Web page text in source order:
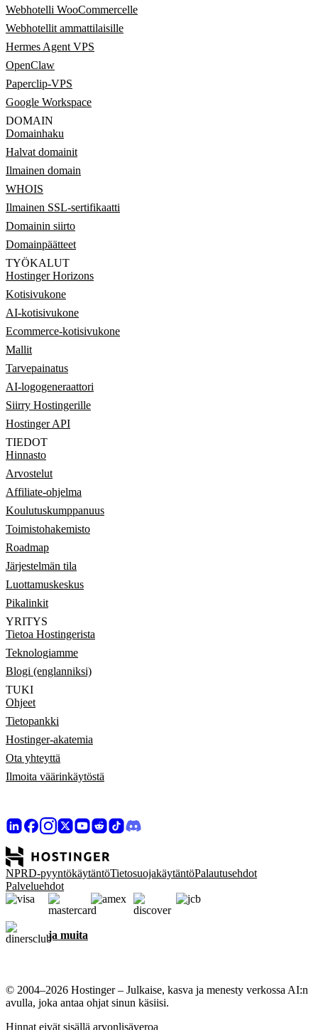
Webhotelli WooCommercelle
Webhotellit ammattilaisille
Hermes Agent VPS
OpenClaw
Paperclip-VPS
Google Workspace
DOMAIN
Domainhaku
Halvat domainit
Ilmainen domain
WHOIS
Ilmainen SSL-sertifikaatti
Domainin siirto
Domainpäätteet
TYÖKALUT
Hostinger Horizons
Kotisivukone
AI-kotisivukone
Ecommerce-kotisivukone
Mallit
Tarvepainatus
AI-logogeneraattori
Siirry Hostingerille
Hostinger API
TIEDOT
Hinnasto
Arvostelut
Affiliate-ohjelma
Koulutuskumppanuus
Toimistohakemisto
Roadmap
Järjestelmän tila
Luottamuskeskus
Pikalinkit
YRITYS
Tietoa Hostingerista
Teknologiamme
Blogi (englanniksi)
TUKI
Ohjeet
Tietopankki
Hostinger-akatemia
Ota yhteyttä
Ilmoita väärinkäytöstä
NPRD-pyyntökäytäntöTietosuojakäytäntöPalautusehdot
Palveluehdot
ja muita
© 2004–2026 Hostinger – Julkaise, kasva ja menesty verkossa AI:n
avulla, joka antaa ohjat sinun käsiisi.
Hinnat eivät sisällä arvonlisäveroa